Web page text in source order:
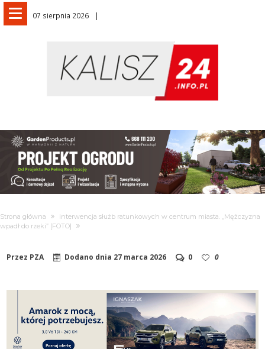
07 sierpnia 2026
Strona główna
interwencja służb ratunkowych w centrum miasta. „Mężczyzna
wpadł do rzeki” [FOTO]
Przez PZA Dodano dnia 27 marca 2026 0 0